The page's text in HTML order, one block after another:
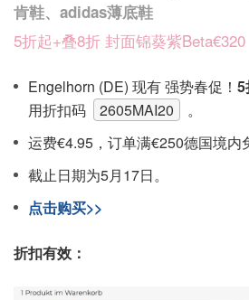
肯鞋、adidas薄底鞋
5折起+叠8折 封面锦葵紫Beta€320
Engelhorn (DE) 现有 强势春促！ 5
用折扣码
2605MAI20
。
运费€4.95，订单满€250德国境内
截止日期为5月17日。
点击购买>>
折扣有效：